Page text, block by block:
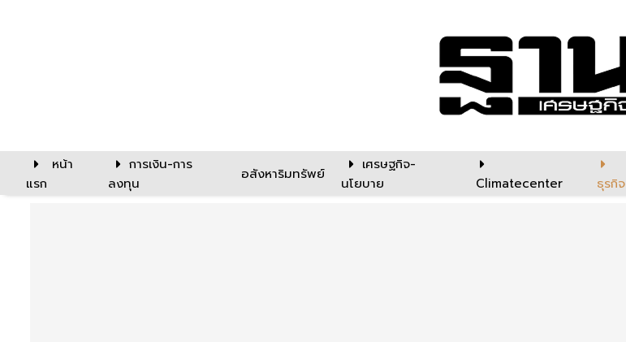
หน้า
แรก
การเงิน-การ
ลงทุน
อสังหาริมทรัพย์
เศรษฐกิจ-
นโยบาย
Climatecenter ธุรกิจ